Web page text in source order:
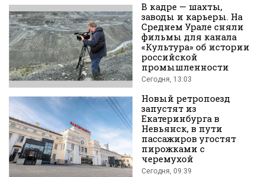
во
Вконтакте
В кадре — шахты,
заводы и карьеры. На
Среднем Урале сняли
фильмы для канала
«Культура» об истории
российской
промышленности
Сегодня, 13:03
Новый ретропоезд
запустят из
Екатеринбурга в
Невьянск, в пути
пассажиров угостят
пирожками с
черемухой
Сегодня, 09:39